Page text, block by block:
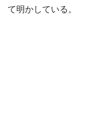
て明かしている。